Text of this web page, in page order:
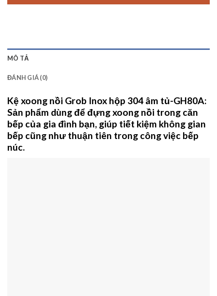
MÔ TẢ
ĐÁNH GIÁ (0)
Kệ xoong nồi Grob Inox hộp 304 âm tủ-GH80A:
Sản phẩm dùng để đựng xoong nồi trong căn
bếp của gia đình bạn, giúp tiết kiệm không gian
bếp cũng như thuận tiên trong công việc bếp
núc.